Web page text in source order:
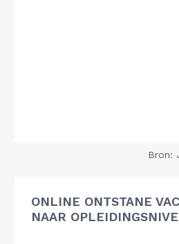
Bron:
ONLINE ONTSTANE
NAAR